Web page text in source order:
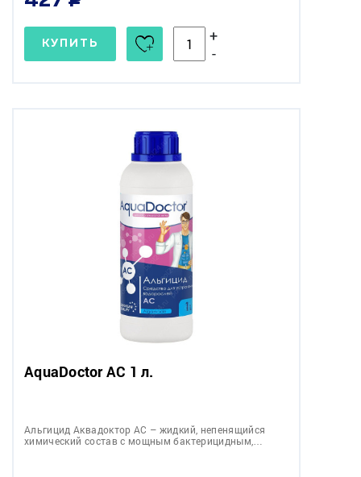
КУПИТЬ
+
-
AquaDoctor AC 1 л.
Альгицид Аквадоктор АС – жидкий, непенящийся
химический состав с мощным бактерицидным,…